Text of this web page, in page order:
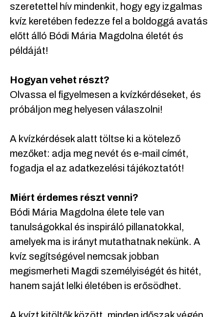
szeretettel hív mindenkit, hogy egy izgalmas
kvíz keretében fedezze fel a boldoggá avatás
előtt álló Bódi Mária Magdolna életét és
példáját!
Hogyan vehet részt?
Olvassa el figyelmesen a kvízkérdéseket, és
próbáljon meg helyesen válaszolni!
A kvízkérdések alatt töltse ki a kötelező
mezőket: adja meg nevét és e-mail címét,
fogadja el az adatkezelési tájékoztatót!
Miért érdemes részt venni?
Bódi Mária Magdolna élete tele van
tanulságokkal és inspiráló pillanatokkal,
amelyek ma is irányt mutathatnak nekünk. A
kvíz segítségével nemcsak jobban
megismerheti Magdi személyiségét és hitét,
hanem saját lelki életében is erősödhet.